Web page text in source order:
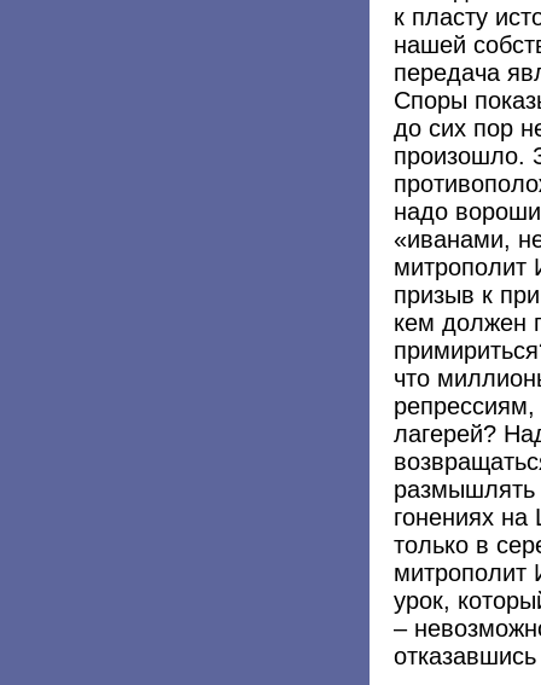
к пласту
нашей
передача
Споры
до сих пор
произошло.
надо
«иванами,
митрополит
призыв к
кем должен
что
репрессиям,
лагерей?
размышлять
гонениях на
только в
митрополит
урок,
–